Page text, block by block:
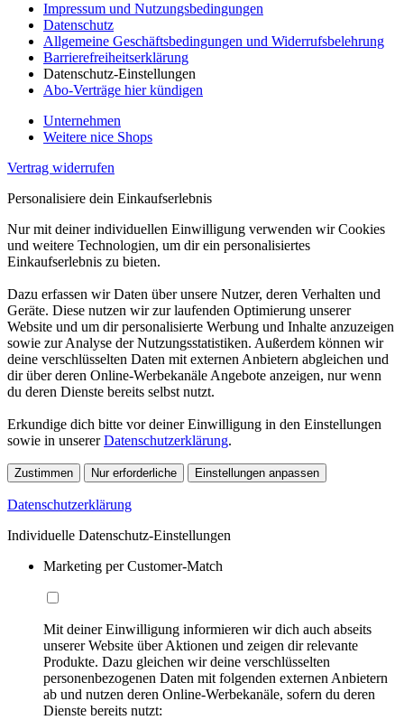
Impressum und Nutzungsbedingungen
Datenschutz
Allgemeine Geschäftsbedingungen und Widerrufsbelehrung
Barrierefreiheitserklärung
Datenschutz-Einstellungen
Abo-Verträge hier kündigen
Unternehmen
Weitere nice Shops
Vertrag widerrufen
Personalisiere dein Einkaufserlebnis
Nur mit deiner individuellen Einwilligung verwenden wir Cookies
und weitere Technologien, um dir ein personalisiertes
Einkaufserlebnis zu bieten.
Dazu erfassen wir Daten über unsere Nutzer, deren Verhalten und
Geräte. Diese nutzen wir zur laufenden Optimierung unserer
Website und um dir personalisierte Werbung und Inhalte anzuzeigen
sowie zur Analyse der Nutzungsstatistiken. Außerdem können wir
deine verschlüsselten Daten mit externen Anbietern abgleichen und
dir über deren Online-Werbekanäle Angebote anzeigen, nur wenn
du deren Dienste bereits selbst nutzt.
Erkundige dich bitte vor deiner Einwilligung in den Einstellungen
sowie in unsererDatenschutzerklärung.
Zustimmen Nur erforderliche Einstellungen anpassen
Datenschutzerklärung
Individuelle Datenschutz-Einstellungen
Marketing per Customer-Match
Mit deiner Einwilligung informieren wir dich auch abseits
unserer Website über Aktionen und zeigen dir relevante
Produkte. Dazu gleichen wir deine verschlüsselten
personenbezogenen Daten mit folgenden externen Anbietern
ab und nutzen deren Online-Werbekanäle, sofern du deren
Dienste bereits nutzt: